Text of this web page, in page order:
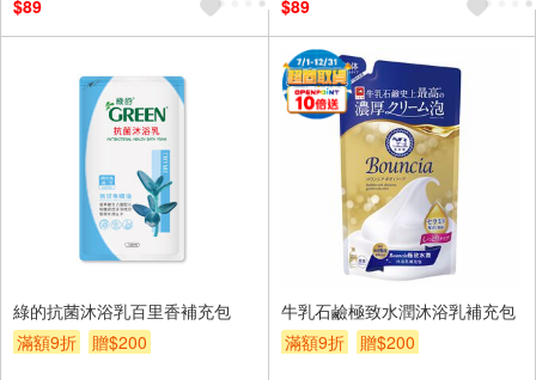
$89 $89
綠的抗菌沐浴乳百里香補充包
滿額9折
贈$200
牛乳石鹼極致水潤沐浴乳補充包
滿額9折
贈$200